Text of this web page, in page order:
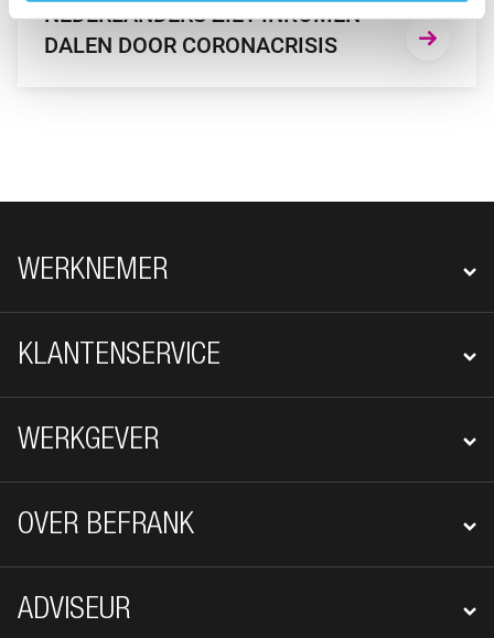
NEDERLANDERS ZIET INKOMEN
DALEN DOOR CORONACRISIS
FOOTER NAVIGATIE
WERKNEMER
KLANTENSERVICE
WERKGEVER
OVER BEFRANK
ADVISEUR